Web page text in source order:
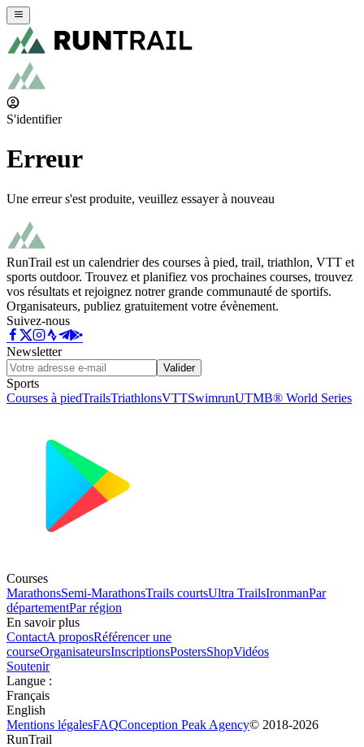
S'identifier
Erreur
Une erreur s'est produite, veuillez essayer à nouveau
RunTrail est un calendrier des courses à pied, trail, triathlon, VTT et
sports outdoor. Trouvez et planifiez vos prochaines courses, trouvez
vos résultats et rejoignez notrer grande communauté de sportifs.
Organisateurs, publiez gratuitement votre évènement.
Suivez-nous
Newsletter
Valider
Sports
Courses à piedTrailsTriathlonsVTTSwimrunUTMB® World Series
Courses
MarathonsSemi-MarathonsTrails courtsUltra TrailsIronmanPar
départementPar région
En savoir plus
ContactA proposRéférencer une
courseOrganisateursInscriptionsPostersShopVidéos
Soutenir
Langue :
Français
English
Mentions légalesFAQConception Peak Agency© 2018-2026
RunTrail